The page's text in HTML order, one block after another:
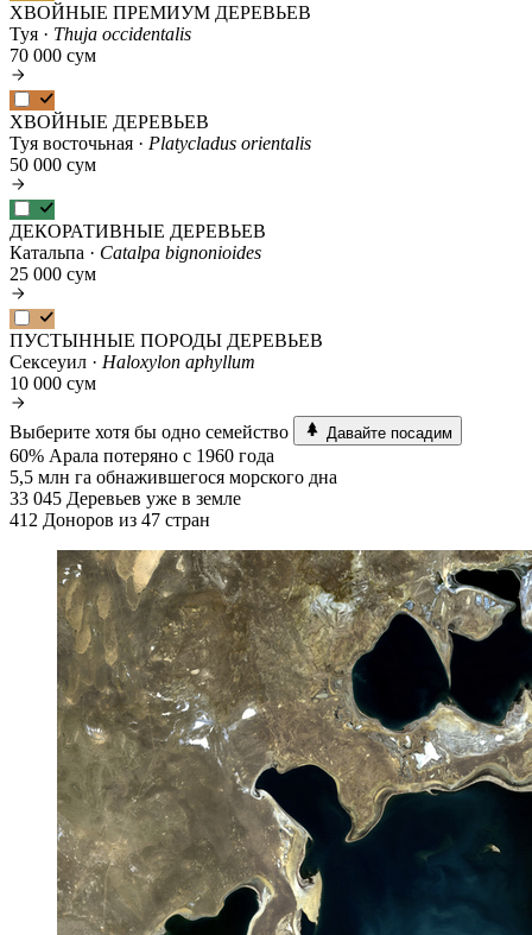
ХВОЙНЫЕ ПРЕМИУМ ДЕРЕВЬЕВ
Туя · Thuja occidentalis
70 000 сум
ХВОЙНЫЕ ДЕРЕВЬЕВ
Туя восточьная · Platycladus orientalis
50 000 сум
ДЕКОРАТИВНЫЕ ДЕРЕВЬЕВ
Катальпа · Catalpa bignonioides
25 000 сум
ПУСТЫННЫЕ ПОРОДЫ ДЕРЕВЬЕВ
Сексеуил · Haloxylon aphyllum
10 000 сум
Выберите хотя бы одно семейство Давайте посадим
60% Арала потеряно с 1960 года
5,5 млн га обнажившегося морского дна
33 045 Деревьев уже в земле
412 Доноров из 47 стран